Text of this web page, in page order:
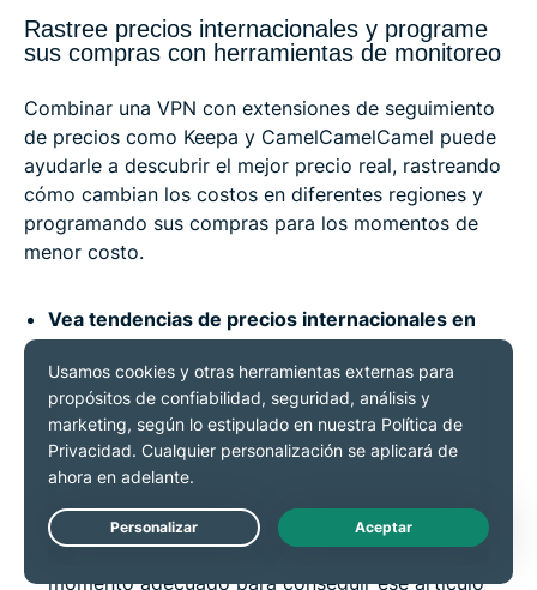
Rastree precios internacionales y programe
sus compras con herramientas de monitoreo
Combinar una VPN con extensiones de seguimiento
de precios como Keepa y CamelCamelCamel puede
ayudarle a descubrir el mejor precio real, rastreando
cómo cambian los costos en diferentes regiones y
programando sus compras para los momentos de
menor costo.
Vea tendencias de precios internacionales en
artículos de alta demanda:Productos como
electrónicos o artículos de regalo populares ven
fluctuaciones de precio entre regiones. Conéctese
a diferentes servidores con su VPN y use
herramientas como Keepa para identificar dónde
están las verdaderas ofertas, evitando “ofertas”
infladas que no reflejan los precios más bajos.
Establezca alertas en varios países:¿Espera el
momento adecuado para conseguir ese artículo
Live Chat